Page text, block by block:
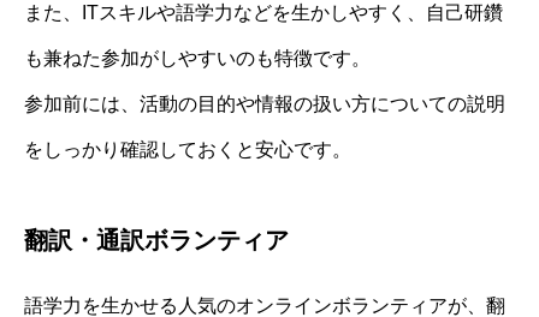
また、ITスキルや語学力などを生かしやすく、自己研鑽
も兼ねた参加がしやすいのも特徴です。
参加前には、活動の目的や情報の扱い方についての説明
をしっかり確認しておくと安心です。
翻訳・通訳ボランティア
語学力を生かせる人気のオンラインボランティアが、翻